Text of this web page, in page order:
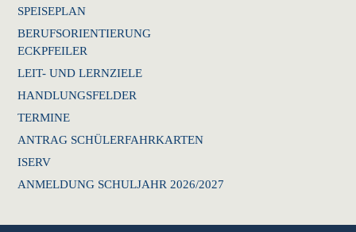
SPEISEPLAN
BERUFSORIENTIERUNG
ECKPFEILER
LEIT- UND LERNZIELE
HANDLUNGSFELDER
TERMINE
ANTRAG SCHÜLERFAHRKARTEN
ISERV
ANMELDUNG SCHULJAHR 2026/2027